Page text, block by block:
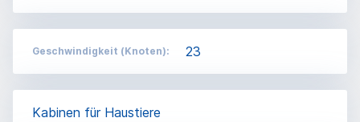
Geschwindigkeit (Knoten): 23
Kabinen für Haustiere